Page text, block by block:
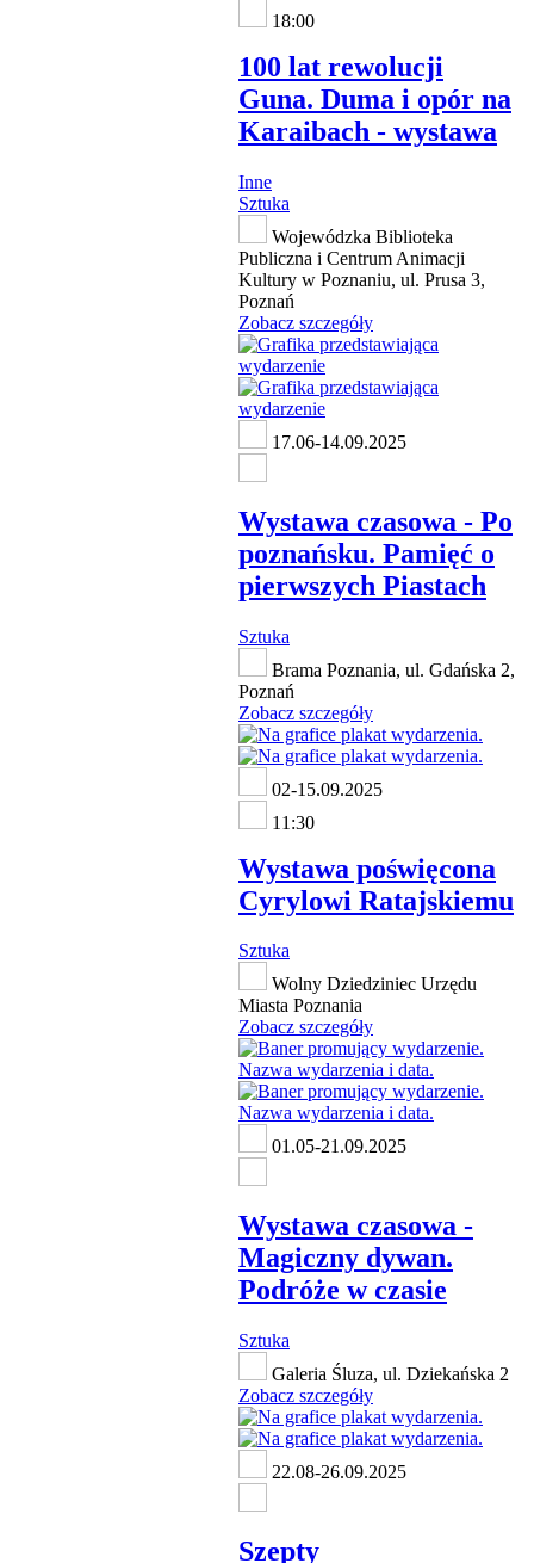
18:00
100 lat rewolucji
Guna. Duma i opór na
Karaibach - wystawa
Inne
Sztuka
Wojewódzka Biblioteka
Publiczna i Centrum Animacji
Kultury w Poznaniu, ul. Prusa 3,
Poznań
Zobacz szczegóły
17.06-14.09.2025
Wystawa czasowa - Po
poznańsku. Pamięć o
pierwszych Piastach
Sztuka
Brama Poznania, ul. Gdańska 2,
Poznań
Zobacz szczegóły
02-15.09.2025
11:30
Wystawa poświęcona
Cyrylowi Ratajskiemu
Sztuka
Wolny Dziedziniec Urzędu
Miasta Poznania
Zobacz szczegóły
01.05-21.09.2025
Wystawa czasowa -
Magiczny dywan.
Podróże w czasie
Sztuka
Galeria Śluza, ul. Dziekańska 2
Zobacz szczegóły
22.08-26.09.2025
Szepty